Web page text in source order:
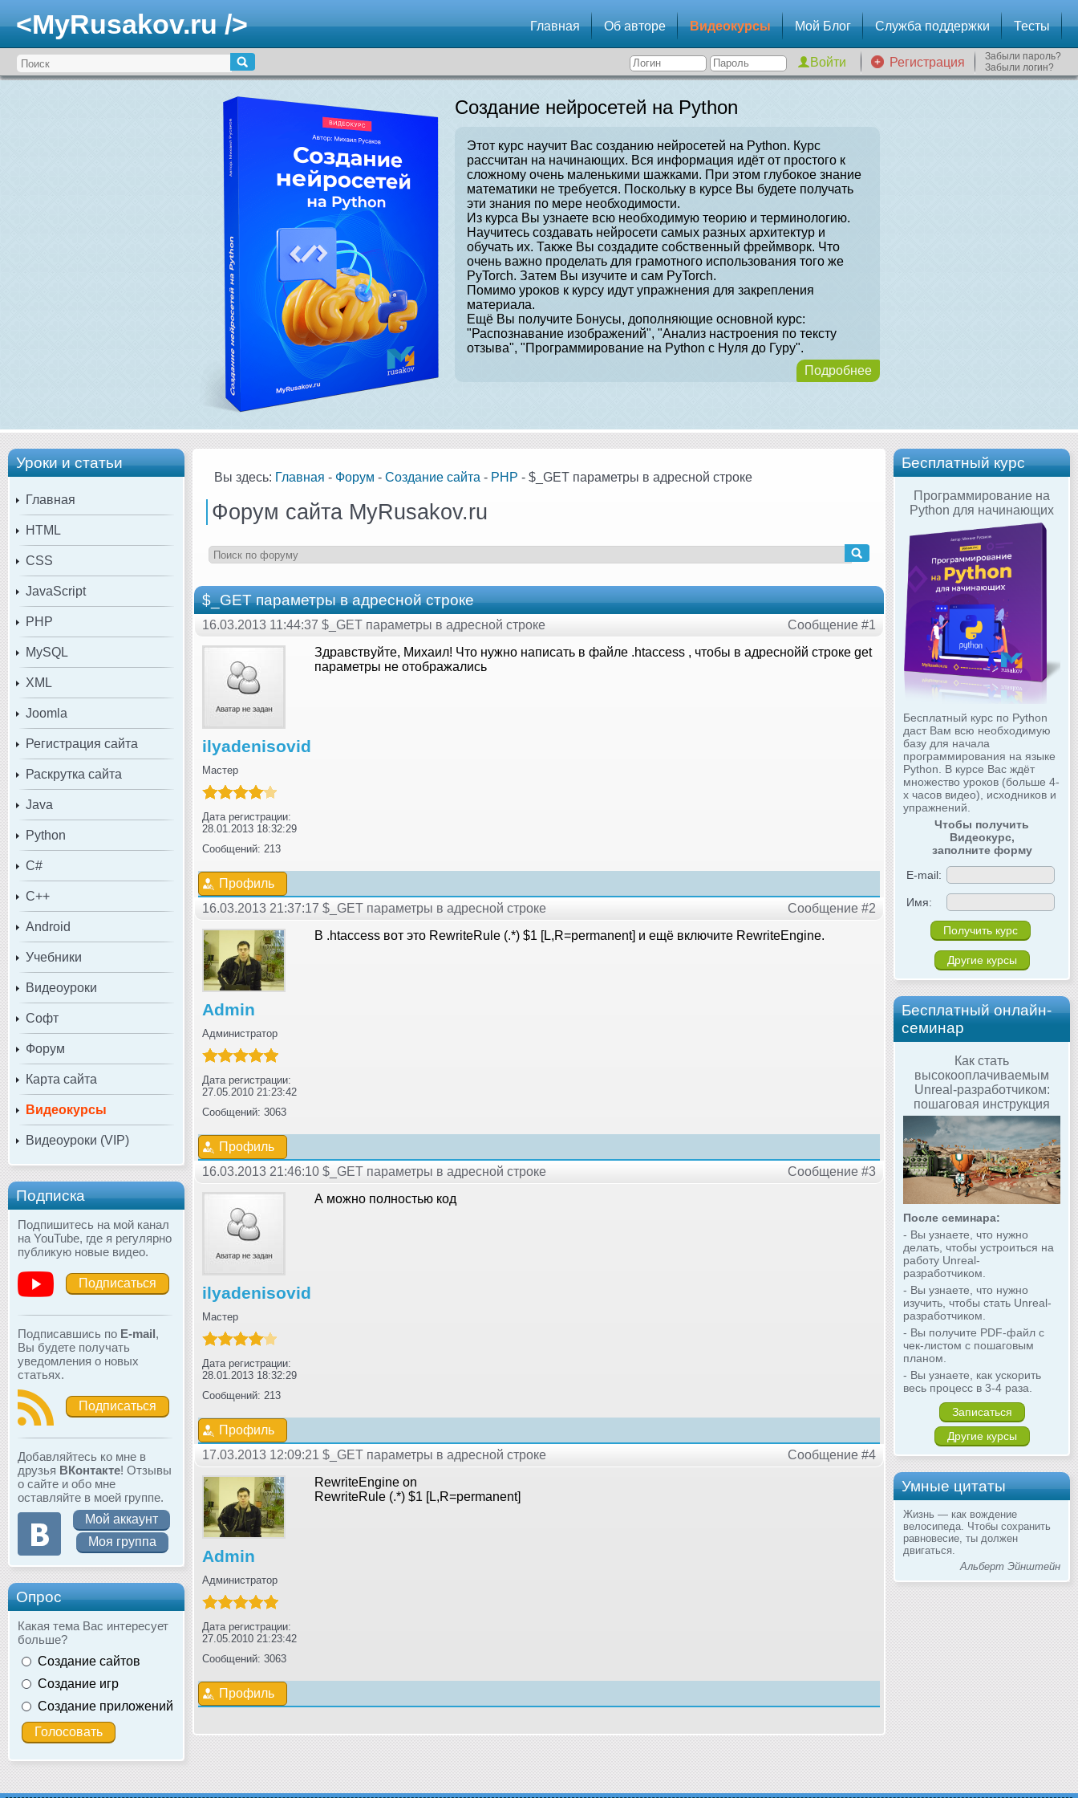
<MyRusakov.ru /> Главная Об авторе Видеокурсы Мой Блог Служба поддержки Тесты
Регистрация
Забыли пароль?
Забыли логин?
Создание нейросетей на Python
Этот курс научит Вас созданию нейросетей на Python. Курс
рассчитан на начинающих. Вся информация идёт от простого к
сложному очень маленькими шажками. При этом глубокое знание
математики не требуется. Поскольку в курсе Вы будете получать
эти знания по мере необходимости.
Из курса Вы узнаете всю необходимую теорию и терминологию.
Научитесь создавать нейросети самых разных архитектур и
обучать их. Также Вы создадите собственный фреймворк. Что
очень важно проделать для грамотного использования того же
PyTorch. Затем Вы изучите и сам PyTorch.
Помимо уроков к курсу идут упражнения для закрепления
материала.
Ещё Вы получите Бонусы, дополняющие основной курс:
"Распознавание изображений", "Анализ настроения по тексту
отзыва", "Программирование на Python с Нуля до Гуру".
Подробнее
Уроки и статьи
Главная
HTML
CSS
JavaScript
PHP
MySQL
XML
Joomla
Регистрация сайта
Раскрутка сайта
Java
Python
C#
C++
Android
Учебники
Видеоуроки
Софт
Форум
Карта сайта
Видеокурсы
Видеоуроки (VIP)
Подписка
Подпишитесь на мой канал
на YouTube, где я регулярно
публикую новые видео.
Подписаться
Подписавшись по E-mail,
Вы будете получать
уведомления о новых
статьях.
Подписаться
Добавляйтесь ко мне в
друзья ВКонтакте! Отзывы
о сайте и обо мне
оставляйте в моей группе.
Мой аккаунт
Моя группа
Опрос
Какая тема Вас интересует
больше?
Создание сайтов
Создание игр
Создание приложений
Бесплатный курс
Программирование на
Python для начинающих
Бесплатный курс по Python
даст Вам всю необходимую
базу для начала
программирования на языке
Python. В курсе Вас ждёт
множество уроков (больше 4-
х часов видео), исходников и
упражнений.
Чтобы получить
Видеокурс,
заполните форму
E-mail:
Имя:
Другие курсы
Бесплатный онлайн-
семинар
Как стать
высокооплачиваемым
Unreal-разработчиком:
пошаговая инструкция
После семинара:
- Вы узнаете, что нужно
делать, чтобы устроиться на
работу Unreal-
разработчиком.
- Вы узнаете, что нужно
изучить, чтобы стать Unreal-
разработчиком.
- Вы получите PDF-файл с
чек-листом с пошаговым
планом.
- Вы узнаете, как ускорить
весь процесс в 3-4 раза.
Записаться
Другие курсы
Умные цитаты
Жизнь — как вождение
велосипеда. Чтобы сохранить
равновесие, ты должен
двигаться.
Альберт Эйнштейн
Вы здесь: Главная - Форум - Создание сайта - PHP - $_GET параметры в адресной строке
Форум сайта MyRusakov.ru
$_GET параметры в адресной строке
16.03.2013 11:44:37 $_GET параметры в адресной строке Сообщение #1
ilyadenisovid
Мастер
Дата регистрации:
28.01.2013 18:32:29
Сообщений: 213
Здравствуйте, Михаил! Что нужно написать в файле .htaccess , чтобы в адреснойй строке get
параметры не отображались
Профиль
16.03.2013 21:37:17 $_GET параметры в адресной строке
Сообщение #2
Admin
Администратор
Дата регистрации:
27.05.2010 21:23:42
Сообщений: 3063
В .htaccess вот это RewriteRule (.*) $1 [L,R=permanent] и ещё включите RewriteEngine.
Профиль
16.03.2013 21:46:10 $_GET параметры в адресной строке
Сообщение #3
ilyadenisovid
Мастер
Дата регистрации:
28.01.2013 18:32:29
Сообщений: 213
А можно полностью код
Профиль
17.03.2013 12:09:21 $_GET параметры в адресной строке
Сообщение #4
Admin
Администратор
Дата регистрации:
27.05.2010 21:23:42
Сообщений: 3063
RewriteEngine on
RewriteRule (.*) $1 [L,R=permanent]
Профиль